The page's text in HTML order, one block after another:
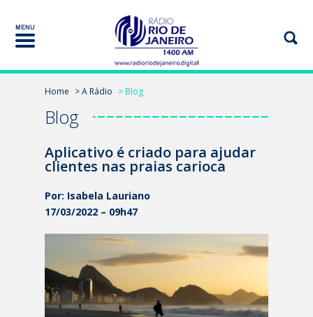
Home > A Rádio > Blog
Blog
Aplicativo é criado para ajudar
clientes nas praias carioca
Por: Isabela Lauriano
17/03/2022 – 09h47